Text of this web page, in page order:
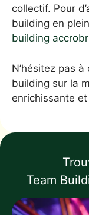
collectif. Pour
building en
building
N’hésitez pas
building sur la
enrichissante
Team